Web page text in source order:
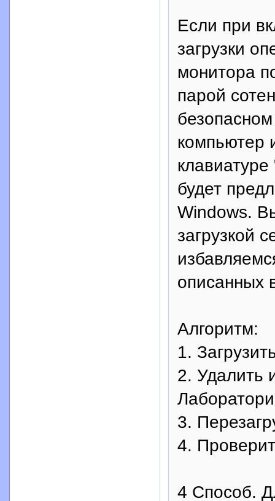
Если при
загрузки
монитора
парой
компьютер
будет
Windows.
загрузкой
описанных
Алгоритм:
1.
2. Удалить
3.
4.
4 Способ.